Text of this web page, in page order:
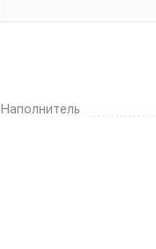
Наполнитель